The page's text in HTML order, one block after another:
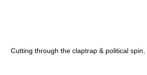
Cutting through the claptrap & political